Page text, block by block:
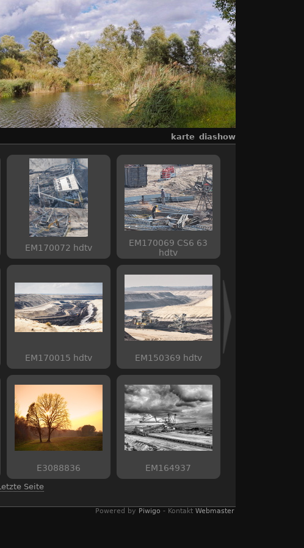
karte diashow
EM170072 hdtv
EM170069 CS6 63
hdtv
EM170015 hdtv EM150369 hdtv
E3088836 EM164937
Seite
Powered by Piwigo - Kontakt Webmaster